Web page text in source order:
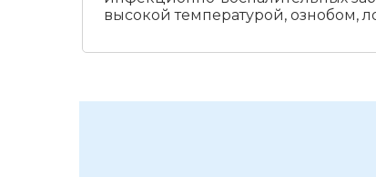
высокой температурой, ознобом,